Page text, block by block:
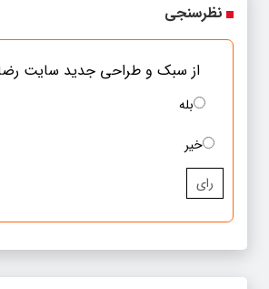
نظرسنجی
از سبک و طراحی جدید سایت
بله
خیر
رای